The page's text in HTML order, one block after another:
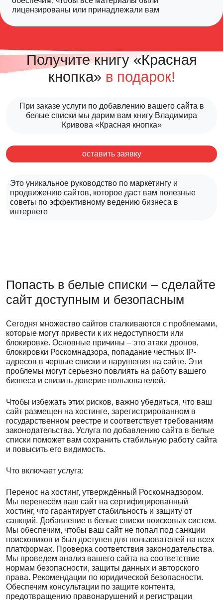
лицензированы или принадлежали вам
Получите книгу «Красная
кнопка» в подарок!
При заказе услуги по добавлению вашего сайта в
белые списки мы дарим вам книгу Владимира
Кривова «Красная кнопка»
оставить заявку
Это уникальное руководство по маркетингу и
продвижению сайтов, которое даст вам полезные
советы по эффективному ведению бизнеса в
интернете
Попасть в белые списки – сделайте
сайт доступным и безопасным
Сегодня множество сайтов сталкиваются с проблемами,
которые могут привести к их недоступности или
блокировке. Основные причины – это атаки дронов,
блокировки Роскомнадзора, попадание честных IP-
адресов в черные списки и нарушения на сайте. Эти
проблемы могут серьезно повлиять на работу вашего
бизнеса и снизить доверие пользователей.
Чтобы избежать этих рисков, важно убедиться, что ваш
сайт размещен на хостинге, зарегистрированном в
государственном реестре и соответствует требованиям
законодательства. Услуга по добавлению сайта в белые
списки поможет вам сохранить стабильную работу сайта
и повысить его видимость.
Что включает услуга:
Перенос на хостинг, утверждённый Роскомнадзором.
Мы перенесём ваш сайт на сертифицированный
хостинг, что гарантирует стабильность и защиту от
санкций. Добавление в белые списки поисковых систем.
Мы обеспечим, чтобы ваш сайт не попал под санкции
поисковиков и был доступен для пользователей на всех
платформах. Проверка соответствия законодательства.
Мы проведем анализ вашего сайта на соответствие
нормам безопасности, защиты данных и авторского
права. Рекомендации по юридической безопасности.
Обеспечим консультации по защите контента,
предотвращению правонарушений и регистрации